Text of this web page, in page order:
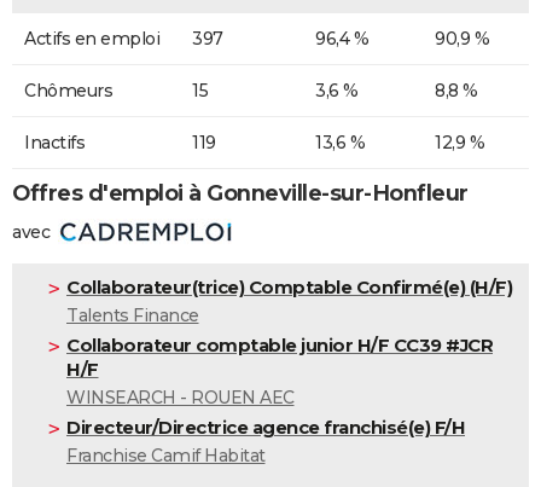
Actifs en emploi 397 96,4 % 90,9 %
Chômeurs 15 3,6 % 8,8 %
Inactifs 119 13,6 % 12,9 %
Offres d'emploi à Gonneville-sur-Honfleur
avec
Collaborateur(trice) Comptable Confirmé(e) (H/F)
Talents Finance
Collaborateur comptable junior H/F CC39 #JCR
H/F
WINSEARCH - ROUEN AEC
Directeur/Directrice agence franchisé(e) F/H
Franchise Camif Habitat